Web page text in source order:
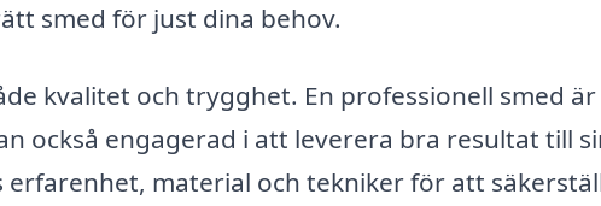
smed för just dina behov.
kvalitet och trygghet. En professionell smed är
också engagerad i att leverera bra resultat till
material och tekniker för att